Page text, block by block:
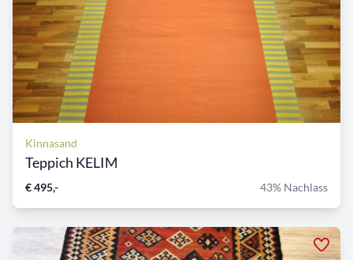
Kinnasand
Teppich KELIM
€ 495,- 43% Nachlass